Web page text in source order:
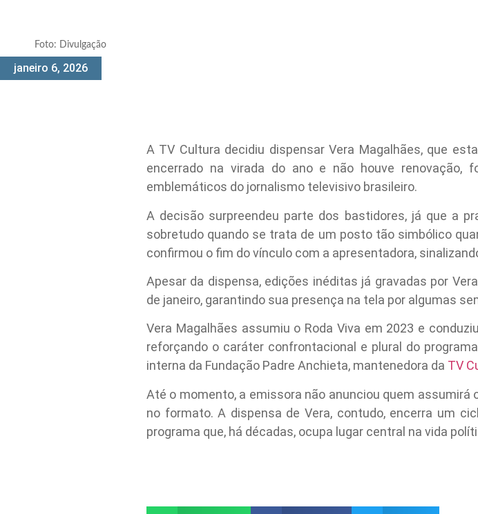
Foto: Divulgação
janeiro 6, 2026
A TV Cultura decidiu dispensar Vera Magalhães, que
encerrado na virada do ano e não houve renovação,
emblemáticos do jornalismo televisivo brasileiro.
A decisão surpreendeu parte dos bastidores, já que a
sobretudo quando se trata de um posto tão simbólico
confirmou o fim do vínculo com a apresentadora,
Apesar da dispensa, edições inéditas já gravadas por
de janeiro, garantindo sua presença na tela por algumas
Vera Magalhães assumiu o Roda Viva em 2023 e
reforçando o caráter confrontacional e plural do
interna da Fundação Padre Anchieta, mantenedora da TV
Até o momento, a emissora não anunciou quem assumirá
no formato. A dispensa de Vera, contudo, encerra um
programa que, há décadas, ocupa lugar central na vida